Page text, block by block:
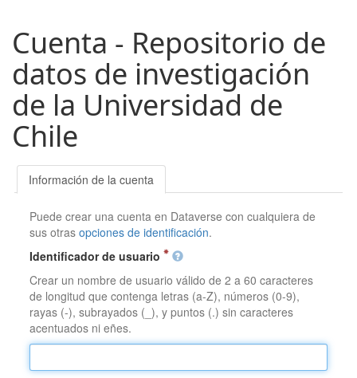
Cuenta - Repositorio de
datos de investigación
de la Universidad de
Chile
Información de la cuenta
Puede crear una cuenta en Dataverse con cualquiera de
sus otrasopciones de identificación.
Identificador de usuario
Crear un nombre de usuario válido de 2 a 60 caracteres
de longitud que contenga letras (a-Z), números (0-9),
rayas (-), subrayados (_), y puntos (.) sin caracteres
acentuados ni eñes.